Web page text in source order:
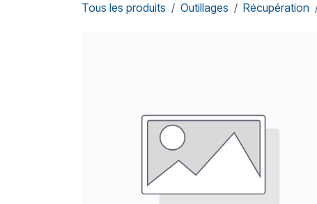
Tous les produits Outillages Récupération